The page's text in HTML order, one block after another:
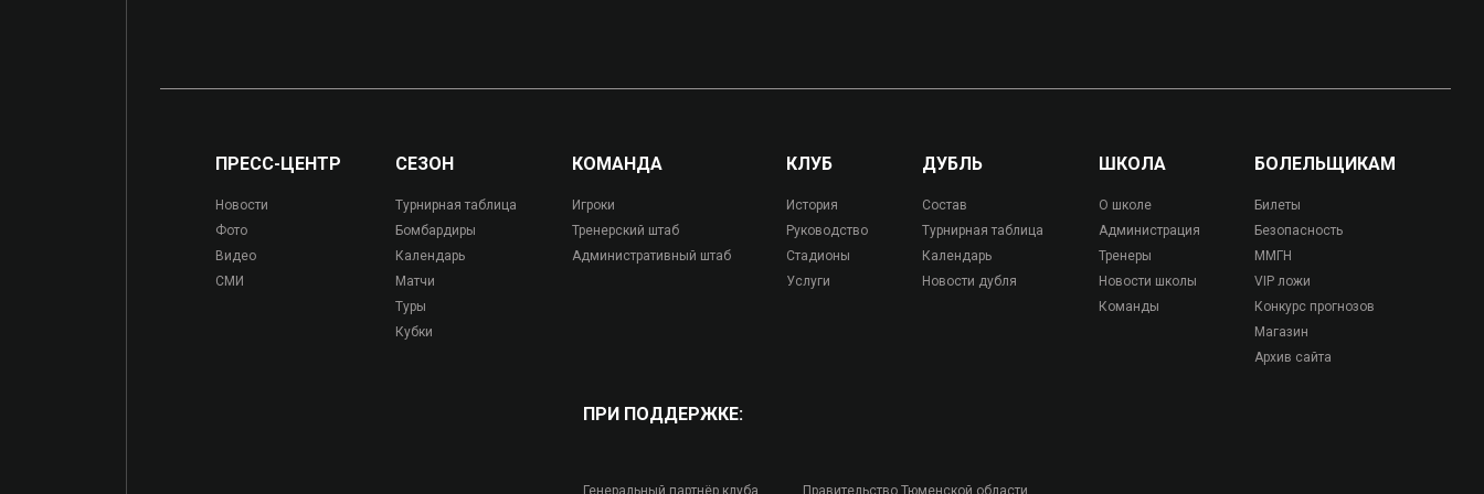
ПРЕСС-ЦЕНТР
Новости
Фото
Видео
СМИ
СЕЗОН
Турнирная таблица
Бомбардиры
Календарь
Матчи
Туры
Кубки
КОМАНДА
Игроки
Тренерский штаб
Административный штаб
КЛУБ
История
Руководство
Стадионы
Услуги
ДУБЛЬ
Состав
Турнирная таблица
Календарь
Новости дубля
ШКОЛА
О школе
Администрация
Тренеры
Новости школы
Команды
БОЛЕЛЬЩИКАМ
Билеты
Безопасность
ММГН
VIP ложи
Конкурс прогнозов
Магазин
Архив сайта
ПРИ ПОДДЕРЖКЕ:
Генеральный партнёр клуба Правительство Тюменской области